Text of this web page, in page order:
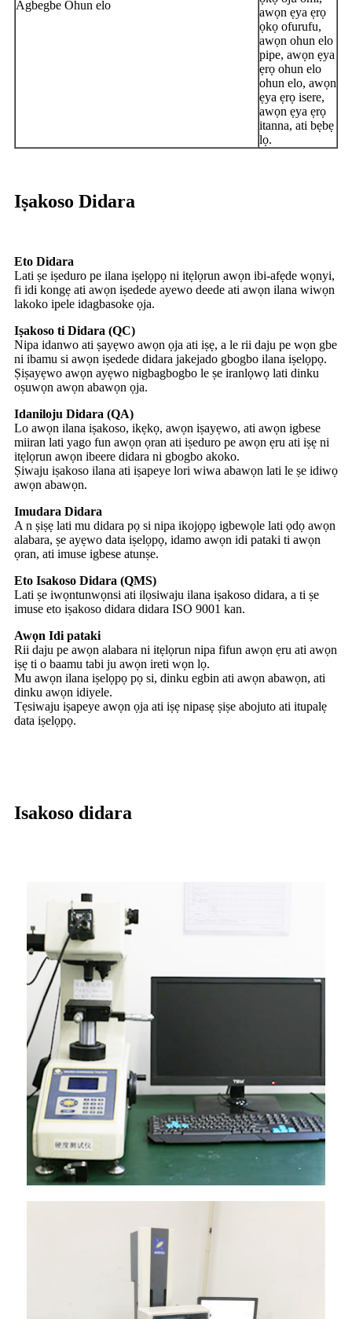
Agbegbe Ohun elo
awọn ẹya ẹrọ
ọkọ ofurufu,
awọn ohun elo
pipe, awọn ẹya
ẹrọ ohun elo
ohun elo, awọn
ẹya ẹrọ isere,
awọn ẹya ẹrọ
itanna, ati bẹbẹ
lọ.
Iṣakoso Didara
Eto Didara
Lati ṣe iṣeduro pe ilana iṣelọpọ ni itẹlọrun awọn ibi-afẹde wọnyi,
fi idi kongẹ ati awọn iṣedede ayewo deede ati awọn ilana wiwọn
lakoko ipele idagbasoke ọja.
Iṣakoso ti Didara (QC)
Nipa idanwo ati ṣayẹwo awọn ọja ati iṣẹ, a le rii daju pe wọn gbe
ni ibamu si awọn iṣedede didara jakejado gbogbo ilana iṣelọpọ.
Ṣiṣayẹwo awọn ayẹwo nigbagbogbo le ṣe iranlọwọ lati dinku
oṣuwọn awọn abawọn ọja.
Idaniloju Didara (QA)
Lo awọn ilana iṣakoso, ikẹkọ, awọn iṣayẹwo, ati awọn igbese
miiran lati yago fun awọn ọran ati iṣeduro pe awọn ẹru ati iṣẹ ni
itẹlọrun awọn ibeere didara ni gbogbo akoko.
Ṣiwaju iṣakoso ilana ati iṣapeye lori wiwa abawọn lati le ṣe idiwọ
awọn abawọn.
Imudara Didara
A n ṣiṣẹ lati mu didara pọ si nipa ikojọpọ igbewọle lati ọdọ awọn
alabara, ṣe ayẹwo data iṣelọpọ, idamo awọn idi pataki ti awọn
ọran, ati imuse igbese atunṣe.
Eto Isakoso Didara (QMS)
Lati ṣe iwọntunwọnsi ati ilọsiwaju ilana iṣakoso didara, a ti ṣe
imuse eto iṣakoso didara didara ISO 9001 kan.
Awọn Idi pataki
Rii daju pe awọn alabara ni itẹlọrun nipa fifun awọn ẹru ati awọn
iṣẹ ti o baamu tabi ju awọn ireti wọn lọ.
Mu awọn ilana iṣelọpọ pọ si, dinku egbin ati awọn abawọn, ati
dinku awọn idiyele.
Tẹsiwaju iṣapeye awọn ọja ati iṣẹ nipasẹ ṣiṣe abojuto ati itupalẹ
data iṣelọpọ.
Isakoso didara